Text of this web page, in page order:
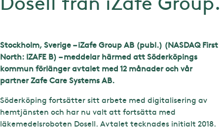
Stockholm, Sverige – iZafe Group AB (publ.) (NASDAQ First
North: IZAFE B) – meddelar härmed att Söderköpings
kommun förlänger avtalet med 12 månader och vår
partner Zafe Care Systems AB.
Söderköping fortsätter sitt arbete med digitalisering av
hemtjänsten och har nu valt att fortsätta med
läkemedelsroboten Dosell. Avtalet tecknades initialt 2018.